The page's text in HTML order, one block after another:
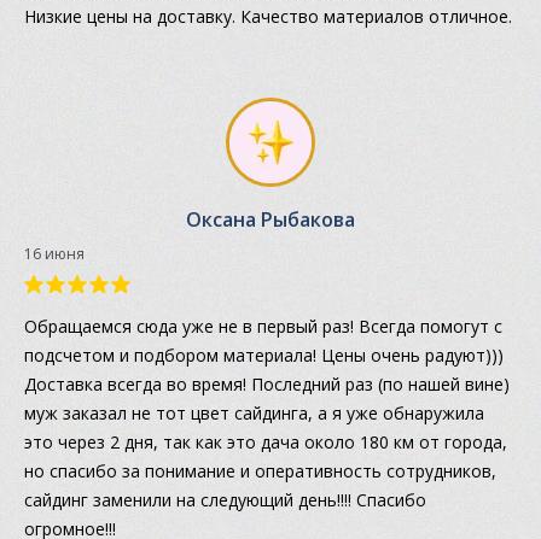
Низкие цены на доставку. Качество материалов отличное.
Оксана Рыбакова
16 июня
Обращаемся сюда уже не в первый раз! Всегда помогут с
подсчетом и подбором материала! Цены очень радуют)))
Доставка всегда во время! Последний раз (по нашей вине)
муж заказал не тот цвет сайдинга, а я уже обнаружила
это через 2 дня, так как это дача около 180 км от города,
но спасибо за понимание и оперативность сотрудников,
сайдинг заменили на следующий день!!!! Спасибо
огромное!!!